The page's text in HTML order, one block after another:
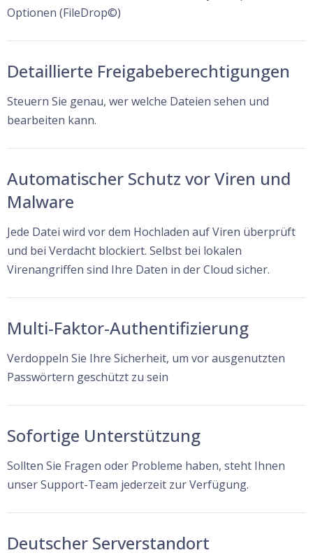
Optionen (FileDrop©)
Detaillierte Freigabeberechtigungen
Steuern Sie genau, wer welche Dateien sehen und
bearbeiten kann.
Automatischer Schutz vor Viren und
Malware
Jede Datei wird vor dem Hochladen auf Viren überprüft
und bei Verdacht blockiert. Selbst bei lokalen
Virenangriffen sind Ihre Daten in der Cloud sicher.
Multi-Faktor-Authentifizierung
Verdoppeln Sie Ihre Sicherheit, um vor ausgenutzten
Passwörtern geschützt zu sein
Sofortige Unterstützung
Sollten Sie Fragen oder Probleme haben, steht Ihnen
unser Support-Team jederzeit zur Verfügung.
Deutscher Serverstandort